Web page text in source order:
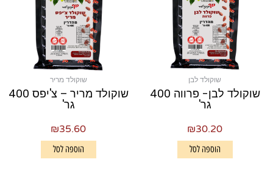
שוקולד לבן
שוקולד לבן- פרווה 400
גר'
₪30.20
הוספה לסל
שוקולד מריר
שוקולד מריר – צ'יפס 400
גר'
₪35.60
הוספה לסל